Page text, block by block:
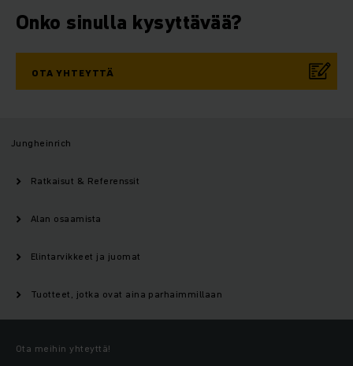
Onko sinulla kysyttävää?
OTA YHTEYTTÄ
Jungheinrich
Ratkaisut & Referenssit
Alan osaamista
Elintarvikkeet ja juomat
Tuotteet, jotka ovat aina parhaimmillaan
Ota meihin yhteyttä!